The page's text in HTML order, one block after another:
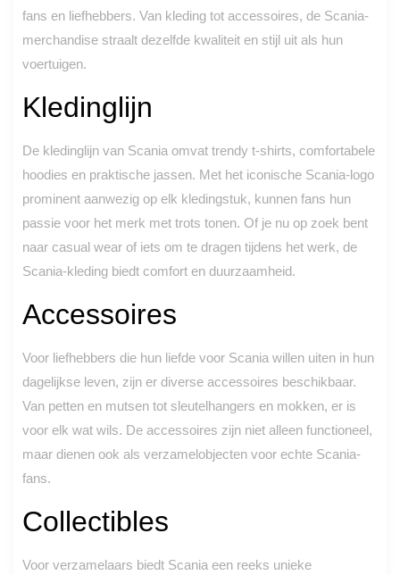
fans en liefhebbers. Van kleding tot accessoires, de Scania-
merchandise straalt dezelfde kwaliteit en stijl uit als hun
voertuigen.
Kledinglijn
De kledinglijn van Scania omvat trendy t-shirts, comfortabele
hoodies en praktische jassen. Met het iconische Scania-logo
prominent aanwezig op elk kledingstuk, kunnen fans hun
passie voor het merk met trots tonen. Of je nu op zoek bent
naar casual wear of iets om te dragen tijdens het werk, de
Scania-kleding biedt comfort en duurzaamheid.
Accessoires
Voor liefhebbers die hun liefde voor Scania willen uiten in hun
dagelijkse leven, zijn er diverse accessoires beschikbaar.
Van petten en mutsen tot sleutelhangers en mokken, er is
voor elk wat wils. De accessoires zijn niet alleen functioneel,
maar dienen ook als verzamelobjecten voor echte Scania-
fans.
Collectibles
Voor verzamelaars biedt Scania een reeks unieke